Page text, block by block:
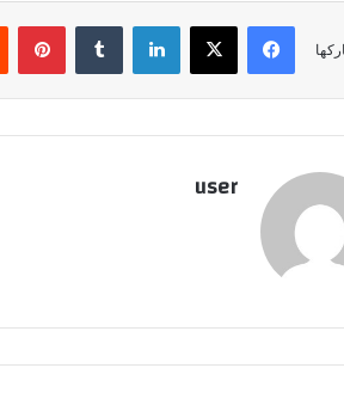
فيسبوك ‫X لينكدإن
user